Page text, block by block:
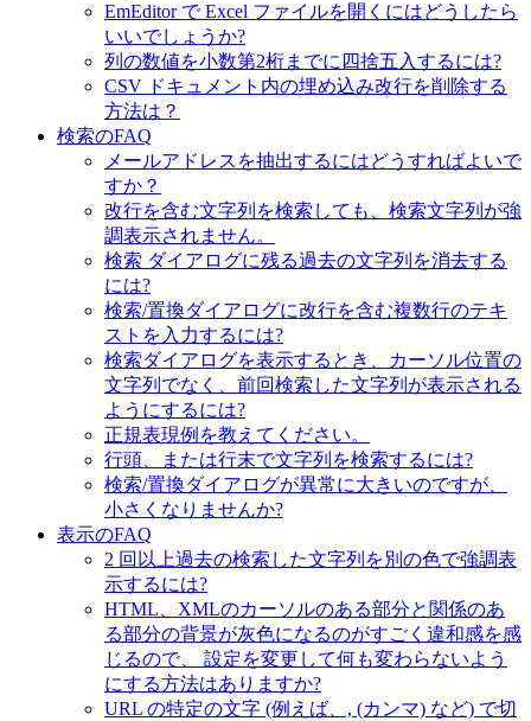
EmEditor で Excel ファイルを開くにはどうしたら
いいでしょうか?
列の数値を小数第2桁までに四捨五入するには?
CSV ドキュメント内の埋め込み改行を削除する
方法は？
検索のFAQ
メールアドレスを抽出するにはどうすればよいで
すか？
改行を含む文字列を検索しても、検索文字列が強
調表示されません。
検索 ダイアログに残る過去の文字列を消去する
には?
検索/置換ダイアログに改行を含む複数行のテキ
ストを入力するには?
検索ダイアログを表示するとき、カーソル位置の
文字列でなく、前回検索した文字列が表示される
ようにするには?
正規表現例を教えてください。
行頭、または行末で文字列を検索するには?
検索/置換ダイアログが異常に大きいのですが、
小さくなりませんか?
表示のFAQ
2 回以上過去の検索した文字列を別の色で強調表
示するには?
HTML、XMLのカーソルのある部分と関係のあ
る部分の背景が灰色になるのがすごく違和感を感
じるので、 設定を変更して何も変わらないよう
にする方法はありますか?
URL の特定の文字 (例えば、, (カンマ) など) で切